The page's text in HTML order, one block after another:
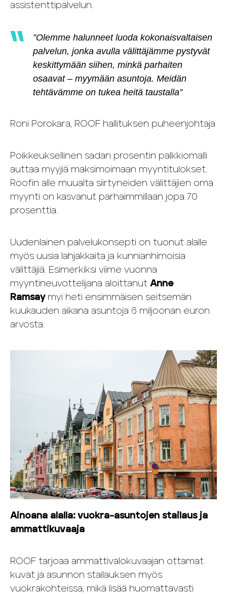
assistenttipalvelun.
”Olemme halunneet luoda kokonaisvaltaisen
palvelun, jonka avulla välittäjämme pystyvät
keskittymään siihen, minkä parhaiten
osaavat – myymään asuntoja. Meidän
tehtävämme on tukea heitä taustalla”
Roni Porokara, ROOF hallituksen puheenjohtaja
Poikkeuksellinen sadan prosentin palkkiomalli
auttaa myyjiä maksimoimaan myyntitulokset.
Roofin alle muualta siirtyneiden välittäjien oma
myynti on kasvanut parhaimmillaan jopa 70
prosenttia.
Uudenlainen palvelukonsepti on tuonut alalle
myös uusia lahjakkaita ja kunnianhimoisia
välittäjiä. Esimerkiksi viime vuonna
myyntineuvottelijana aloittanut Anne
Ramsay myi heti ensimmäisen seitsemän
kuukauden aikana asuntoja 6 miljoonan euron
arvosta.
Ainoana alalla: vuokra-asuntojen stailaus ja
ammattikuvaaja
ROOF tarjoaa ammattivalokuvaajan ottamat
kuvat ja asunnon stailauksen myös
vuokrakohteissa, mikä lisää huomattavasti